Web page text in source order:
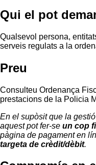
Qui el pot
Qualsevol persona,
serveis regulats a la
Preu
Consulteu Ordenança
prestacions de la Policia
En el supòsit que la
aquest pot fer-se un cop
pàgina de pagament en
targeta de crèdit/dèbit.